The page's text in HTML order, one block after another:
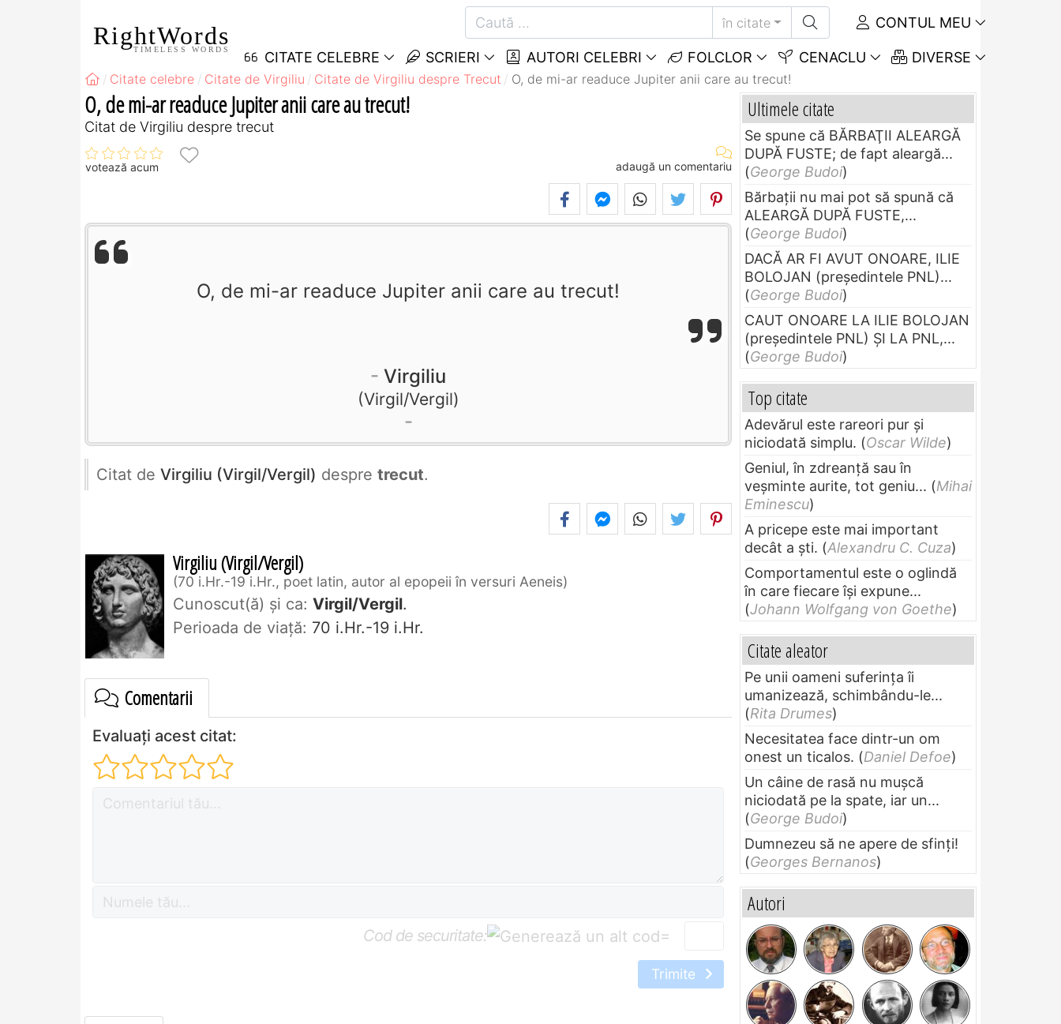
RightWords
TIMELESS WORDS
în citate CONTUL MEU
CITATE CELEBRE SCRIERI AUTORI CELEBRI FOLCLOR CENACLU DIVERSE
Citate celebre Citate de Virgiliu Citate de Virgiliu despre Trecut O, de mi-ar readuce Jupiter anii care au trecut!
O, de mi-ar readuce Jupiter anii care au trecut!
Citat de Virgiliu despre trecut
votează acum adaugă un comentariu
O, de mi-ar readuce Jupiter anii care au trecut!
Virgiliu
Virgil/Vergil
Citat de Virgiliu (Virgil/Vergil) despre trecut.
Virgiliu (Virgil/Vergil)
70 i.Hr.-19 i.Hr., poet latin, autor al epopeii în versuri Aeneis
Cunoscut(ă) și ca: Virgil/Vergil.
Perioada de viaţă: 70 i.Hr.-19 i.Hr.
Comentarii
Evaluați acest citat:
Cod de securitate: =
Trimite
Ultimele citate
Se spune că BĂRBAŢII ALEARGĂ
DUPĂ FUSTE; de fapt aleargă...
(George Budoi)
Bărbaţii nu mai pot să spună că
ALEARGĂ DUPĂ FUSTE,...
(George Budoi)
DACĂ AR FI AVUT ONOARE, ILIE
BOLOJAN (preşedintele PNL)...
(George Budoi)
CAUT ONOARE LA ILIE BOLOJAN
(preşedintele PNL) ŞI LA PNL,...
(George Budoi)
Top citate
Adevărul este rareori pur și
niciodată simplu. (Oscar Wilde)
Geniul, în zdreanţă sau în
veşminte aurite, tot geniu... (Mihai
Eminescu)
A pricepe este mai important
decât a ști. (Alexandru C. Cuza)
Comportamentul este o oglindă
în care fiecare își expune...
(Johann Wolfgang von Goethe)
Citate aleator
Pe unii oameni suferinţa îi
umanizează, schimbându-le...
(Rita Drumes)
Necesitatea face dintr-un om
onest un ticalos. (Daniel Defoe)
Un câine de rasă nu muşcă
niciodată pe la spate, iar un...
(George Budoi)
Dumnezeu să ne apere de sfinți!
(Georges Bernanos)
Autori